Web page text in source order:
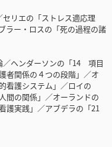
リエの「ストレス適応理
ラー・ロスの「死の過程の諸
／ヘンダーソンの「14 項目
者関係の４つの段階」／オ
看護システム」／ロイの
間の関係」／オーランドの
護実践」／アブデラの「21